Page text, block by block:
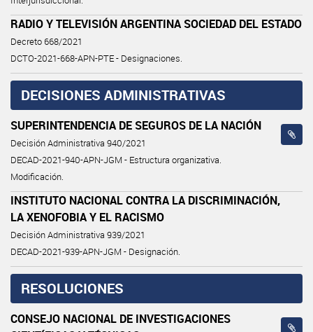
RADIO Y TELEVISIÓN ARGENTINA SOCIEDAD DEL ESTADO
Decreto 668/2021
DCTO-2021-668-APN-PTE - Designaciones.
DECISIONES ADMINISTRATIVAS
SUPERINTENDENCIA DE SEGUROS DE LA NACIÓN
Decisión Administrativa 940/2021
DECAD-2021-940-APN-JGM - Estructura organizativa.
Modificación.
INSTITUTO NACIONAL CONTRA LA DISCRIMINACIÓN,
LA XENOFOBIA Y EL RACISMO
Decisión Administrativa 939/2021
DECAD-2021-939-APN-JGM - Designación.
RESOLUCIONES
CONSEJO NACIONAL DE INVESTIGACIONES